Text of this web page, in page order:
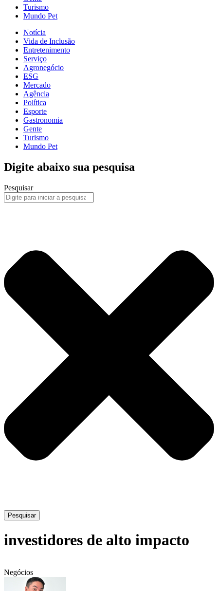
Turismo
Mundo Pet
Notícia
Vida de Inclusão
Entretenimento
Serviço
Agronegócio
ESG
Mercado
Agência
Política
Esporte
Gastronomia
Gente
Turismo
Mundo Pet
Digite abaixo sua pesquisa
Pesquisar
Pesquisar
investidores de alto impacto
Negócios